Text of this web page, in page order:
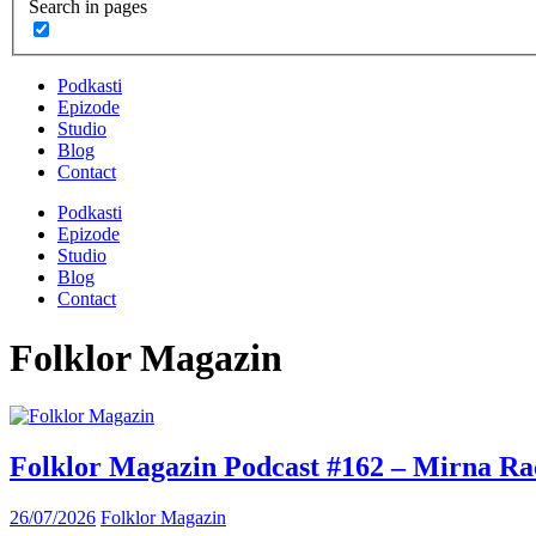
Search in pages
Podkasti
Epizode
Studio
Blog
Contact
Podkasti
Epizode
Studio
Blog
Contact
Folklor Magazin
Folklor Magazin Podcast #162 – Mirna
26/07/2026 Folklor Magazin